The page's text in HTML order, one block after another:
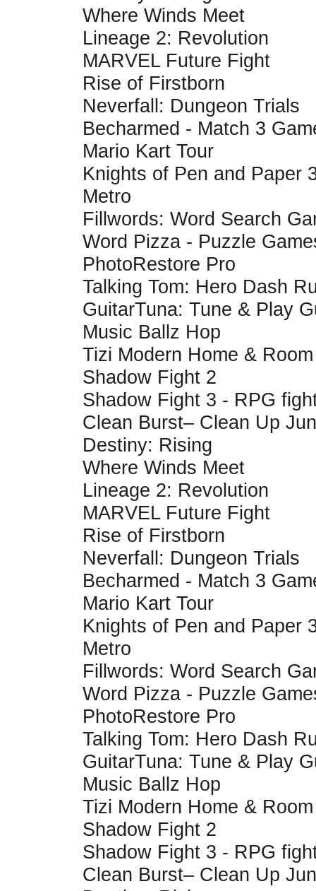
Where Winds Meet
Lineage 2: Revolution
MARVEL Future Fight
Rise of Firstborn
Neverfall: Dungeon Trials
Becharmed - Match 3
Mario Kart Tour
Knights of Pen and Paper
Metro
Fillwords: Word Search
Word Pizza - Puzzle
PhotoRestore Pro
Talking Tom: Hero Dash
GuitarTuna: Tune & Play
Music Ballz Hop
Tizi Modern Home &
Shadow Fight 2
Shadow Fight 3 - RPG
Clean Burst– Clean Up
Destiny: Rising
Where Winds Meet
Lineage 2: Revolution
MARVEL Future Fight
Rise of Firstborn
Neverfall: Dungeon Trials
Becharmed - Match 3
Mario Kart Tour
Knights of Pen and Paper
Metro
Fillwords: Word Search
Word Pizza - Puzzle
PhotoRestore Pro
Talking Tom: Hero Dash
GuitarTuna: Tune & Play
Music Ballz Hop
Tizi Modern Home &
Shadow Fight 2
Shadow Fight 3 - RPG
Clean Burst– Clean Up